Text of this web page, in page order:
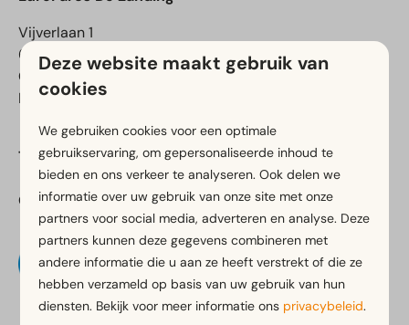
Vijverlaan 1
6731 CK Otterlo
Gelderland
Nederland
Telefoon:+31 (0)88 055 1595
Onderdeel van:
Deze website maakt gebruik van
cookies
We gebruiken cookies voor een optimale
gebruikservaring, om gepersonaliseerde inhoud te
bieden en ons verkeer te analyseren. Ook delen we
informatie over uw gebruik van onze site met onze
partners voor social media, adverteren en analyse. Deze
partners kunnen deze gegevens combineren met
andere informatie die u aan ze heeft verstrekt of die ze
hebben verzameld op basis van uw gebruik van hun
diensten. Bekijk voor meer informatie ons privacybeleid.